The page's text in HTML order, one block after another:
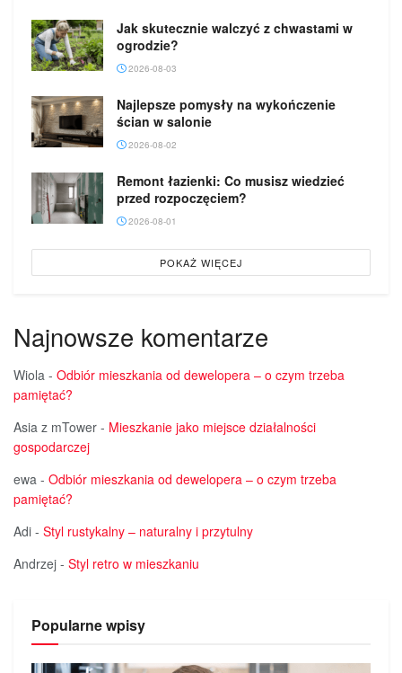
Jak skutecznie walczyć z chwastami w
ogrodzie?
2026-08-03
Najlepsze pomysły na wykończenie
ścian w salonie
2026-08-02
Remont łazienki: Co musisz wiedzieć
przed rozpoczęciem?
2026-08-01
POKAŻ WIĘCEJ
Najnowsze komentarze
Wiola - Odbiór mieszkania od dewelopera – o czym trzeba
pamiętać?
Asia z mTower - Mieszkanie jako miejsce działalności
gospodarczej
ewa - Odbiór mieszkania od dewelopera – o czym trzeba
pamiętać?
Adi - Styl rustykalny – naturalny i przytulny
Andrzej - Styl retro w mieszkaniu
Popularne wpisy